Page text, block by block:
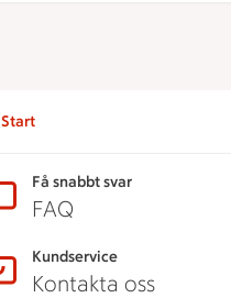
Start
Få snabbt svar
FAQ
Kundservice
Kontakta oss